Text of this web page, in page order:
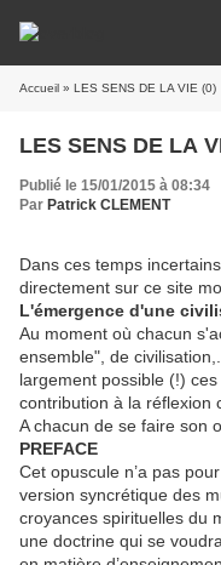
Accueil » LES SENS DE LA VIE (0)
LES SENS DE LA
Publié le 15/01/2015 à 08:34
Par Patrick CLEMENT
Dans ces temps
directement sur ce site
L'émergence d'une
Au moment où chacun
ensemble", de
largement possible (!)
contribution à la réflexion
A chacun de se faire son
PREFACE
Cet opuscule n’a pas
version syncrétique des
croyances spirituelles du
une doctrine qui se